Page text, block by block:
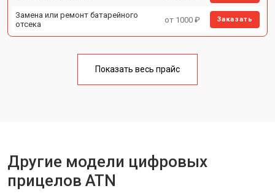
Замена или ремонт батарейного
отсека
от 1000 ₽ Заказать
Показать весь прайс
Другие модели цифровых
прицелов ATN